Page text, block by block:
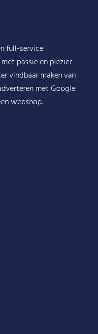
full-service
passie en plezier
vindbaar maken van
met Google
webshop.